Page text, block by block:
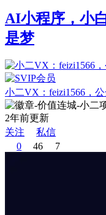
AI小程序，小
是梦
小二VX：feizi1566，
2年前更新
关注
私信
0
46 7